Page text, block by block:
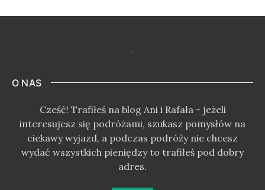
O NAS
Cześć! Trafiłeś na blog Ani i Rafała - jeżeli
interesujesz się podróżami, szukasz pomysłów na
ciekawy wyjazd, a podczas podróży nie chcesz
wydać wszystkich pieniędzy to trafiłeś pod dobry
adres.